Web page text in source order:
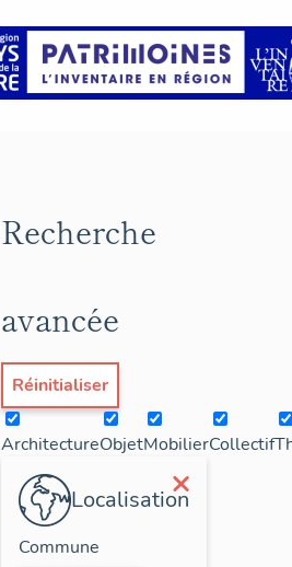
Recherche
avancée
Réinitialiser
ArchitectureObjetMobilierCollectif
×
Localisation
Commune